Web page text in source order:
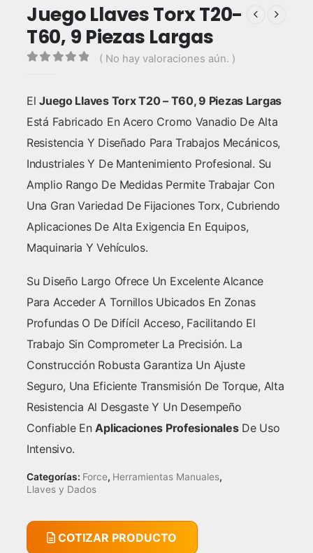
Juego Llaves Torx T20-
T60, 9 Piezas Largas
( No hay valoraciones aún. )
ElJuego Llaves Torx T20 – T60, 9 Piezas Largas
Está Fabricado En Acero Cromo Vanadio De Alta
Resistencia Y Diseñado Para Trabajos Mecánicos,
Industriales Y De Mantenimiento Profesional. Su
Amplio Rango De Medidas Permite Trabajar Con
Una Gran Variedad De Fijaciones Torx, Cubriendo
Aplicaciones De Alta Exigencia En Equipos,
Maquinaria Y Vehículos.
Su Diseño Largo Ofrece Un Excelente Alcance
Para Acceder A Tornillos Ubicados En Zonas
Profundas O De Difícil Acceso, Facilitando El
Trabajo Sin Comprometer La Precisión. La
Construcción Robusta Garantiza Un Ajuste
Seguro, Una Eficiente Transmisión De Torque, Alta
Resistencia Al Desgaste Y Un Desempeño
Confiable EnAplicaciones ProfesionalesDe Uso
Intensivo.
Categorías: Force, Herramientas Manuales,
Llaves y Dados
COTIZAR PRODUCTO